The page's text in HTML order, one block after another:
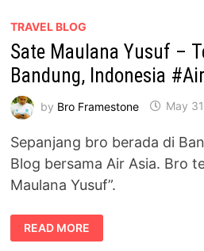
MEDAN,
#AIRASIA
TRAVEL BLOG
Sate Maulana Yusuf –
Bandung, Indonesia
by Bro Framestone May
Sepanjang bro berada di
Blog bersama Air Asia. Bro
Maulana Yusuf”.
SATE
MAULANA
YUSUF
READ MORE